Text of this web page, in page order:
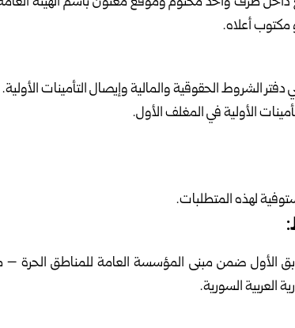
مكتوب أعلاه.
الشروط الحقوقية والمالية وإيصال التأمينات الأولية.
الأولية في المغلف الأول.
لهذه المتطلبات.
الأول ضمن مبنى المؤسسة العامة للمناطق الحرة –
العربية السورية.